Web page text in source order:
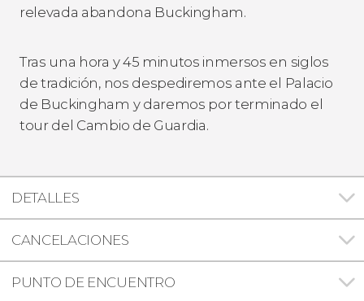
relevada abandona Buckingham.
Tras una hora y 45 minutos inmersos en siglos
de tradición, nos despediremos ante el Palacio
de Buckingham y daremos por terminado el
tour del Cambio de Guardia.
DETALLES
CANCELACIONES
PUNTO DE ENCUENTRO